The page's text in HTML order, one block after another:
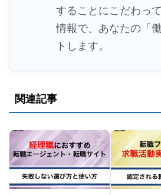
することにこだわっ
情報で、あなたの「
トします。
関連記事